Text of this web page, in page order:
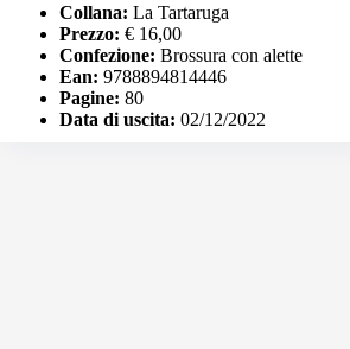
Collana: La Tartaruga
Prezzo: € 16,00
Confezione: Brossura con alette
Ean: 9788894814446
Pagine: 80
Data di uscita: 02/12/2022